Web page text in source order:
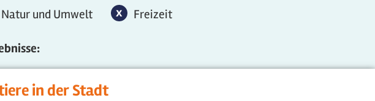
und Umwelt-Filter entfernen
Natur und Umwelt xFreizeit-Filter entfernen
Freizeit
in der Stadt